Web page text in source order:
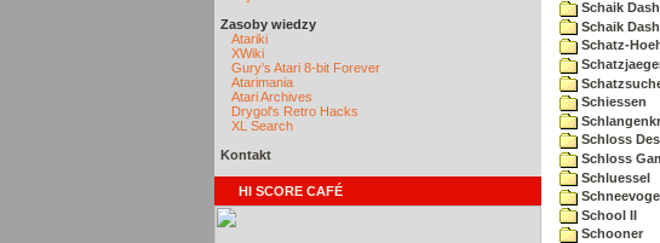
Zasoby wiedzy
Atariki
XWiki
Gury's Atari 8-bit Forever
Atarimania
Atari Archives
Drygol's Retro Hacks
XL Search
Kontakt
HI SCORE CAFÉ
Schaik
Schaik
Schatz-
Schiessen
Schloss
Schloss
Schluessel
School II
Schooner